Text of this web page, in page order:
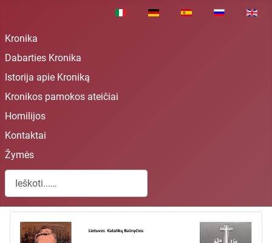
Pasirinkite savo kalbą
Kronika
Dabarties Kronika
Istorija apie Kroniką
Kronikos pamokos ateičiai
Homilijos
Kontaktai
Žymės
Paieška